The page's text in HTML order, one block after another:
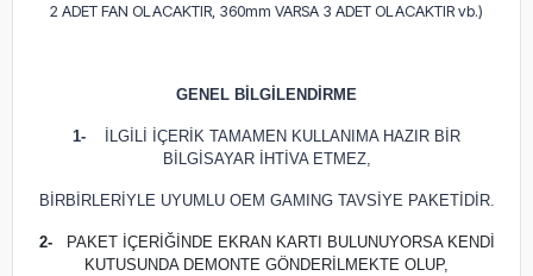
2 ADET FAN OLACAKTIR, 360mm VARSA 3 ADET OLACAKTIR vb.)
GENEL BİLGİLENDİRME
1-
İLGİLİ İÇERİK TAMAMEN KULLANIMA HAZIR BİR
BİLGİSAYAR İHTİVA ETMEZ,
BİRBİRLERİYLE UYUMLU OEM GAMING TAVSİYE PAKETİDİR.
2-
PAKET İÇERİĞİNDE EKRAN KARTI BULUNUYORSA KENDİ
KUTUSUNDA DEMONTE GÖNDERİLMEKTE OLUP,